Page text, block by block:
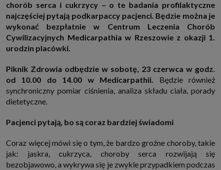
http://www.sagier.pl/
Jeżeli wyrazisz zgodę, o którą wyżej prosimy, administratorami Twoich
danych osobowych będą także nasi Zaufani Partnerzy. Listę Zaufanych
polityki prywatnościi tam też zmodyfikować lub cofnąć swoje zgody.
Podstawa i cel przetwarzania
zapewniającej Ci możliwość zapoznania się z jednym z naszych serwisów
w oparciu o treść regulaminu tego serwisu), to możemy przetwarzać
statystycznych, ulepszanie naszych usług i dopasowanie ich do potrzeb i
również prowadzenie marketingu i promocji własnych usług (np. jeśli
interesujesz się motoryzacją i oglądasz artykuły w biznesistyl.pl lub na
innych stronach internetowych, to możemy Ci wyświetlić reklamę
dotyczącą artykułu w serwisie biznesistyl.pl/automoto. Takie
chorób serca i cukrzycy – o te badania profilaktyczne
najczęściej pytają podkarpaccy pacjenci. Będzie można je
wykonać bezpłatnie w Centrum Leczenia Chorób
Cywilizacyjnych Medicarpathia w Rzeszowiez okazji 1.
urodzin placówki.
Piknik Zdrowia odbędzie w sobotę, 23 czerwca w godz.
od 10.00 do 14.00 w Medicarpathii. Będzie również
synchroniczny pomiar ciśnienia, analiza składu ciała, porady
dietetyczne.
Pacjenci pytają, bo są coraz bardziej świadomi
Coraz więcej mówi się o tym, że bardzo groźne choroby, takie
jak: jaskra, cukrzyca, choroby serca rozwijają się
bezobjawowo, a wykrywa się je zwykle przypadkiem podczas